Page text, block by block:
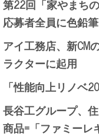
第22回「家やまち
応募者全員に色鉛
アイ工務店、新CM
ラクターに起用
「性能向上リノベ
長谷工グループ、
商品=「ファミーレ